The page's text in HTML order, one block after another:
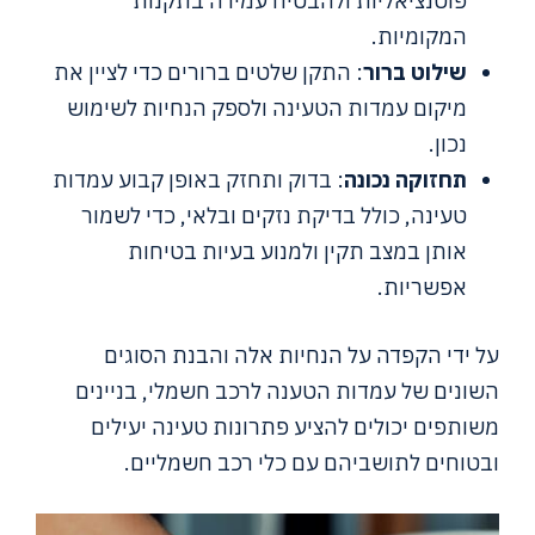
המקומיות.
שילוט ברור: התקן שלטים ברורים כדי לציין את
מיקום עמדות הטעינה ולספק הנחיות לשימוש
נכון.
תחזוקה נכונה: בדוק ותחזק באופן קבוע עמדות
טעינה, כולל בדיקת נזקים ובלאי, כדי לשמור
אותן במצב תקין ולמנוע בעיות בטיחות
אפשריות.
על ידי הקפדה על הנחיות אלה והבנת הסוגים
השונים של עמדות הטענה לרכב חשמלי, בניינים
משותפים יכולים להציע פתרונות טעינה יעילים
ובטוחים לתושביהם עם כלי רכב חשמליים.